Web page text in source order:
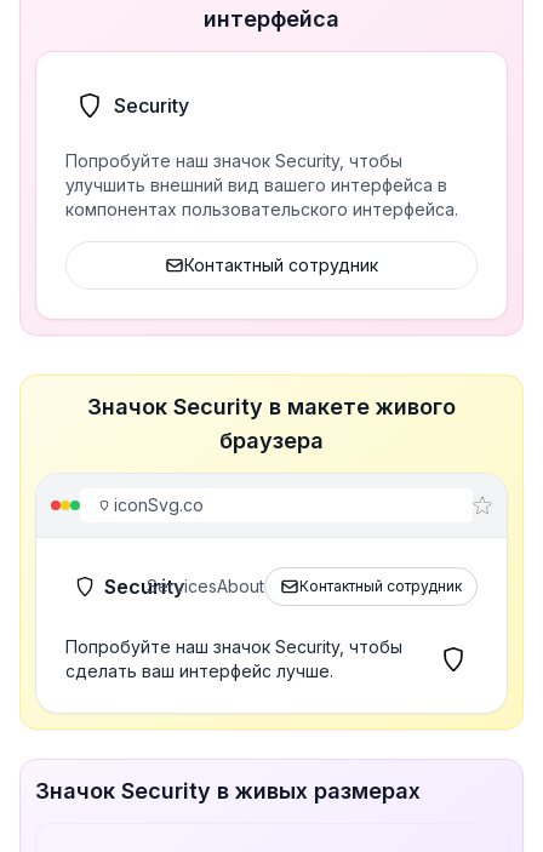
интерфейса
Security
Попробуйте наш значок Security, чтобы
улучшить внешний вид вашего интерфейса в
компонентах пользовательского интерфейса.
Контактный сотрудник
Значок Security в макете живого
браузера
iconSvg.co
Security
ServicesAbout Контактный сотрудник
Попробуйте наш значок Security, чтобы
сделать ваш интерфейс лучше.
Значок Security в живых размерах